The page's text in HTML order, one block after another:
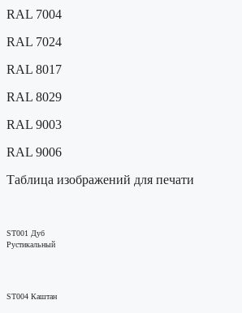
RAL 7004
RAL 7024
RAL 8017
RAL 8029
RAL 9003
RAL 9006
Таблица изображений для печати
ST001 Дуб
Рустикальный
ST004 Каштан